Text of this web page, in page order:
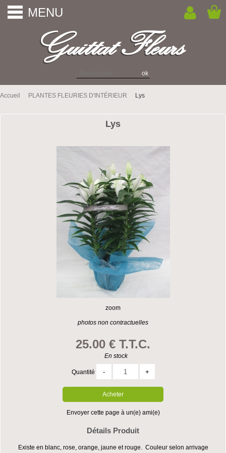
MENU
Accueil PLANTES FLEURIES D'INTÉRIEUR Lys
Lys
zoom
photos non contractuelles
25.00 € T.T.C.
En stock
Quantité
Envoyer cette page à un(e) ami(e)
Détails Produit
Existe en blanc, rose, orange, jaune et rouge. Couleur selon arrivage